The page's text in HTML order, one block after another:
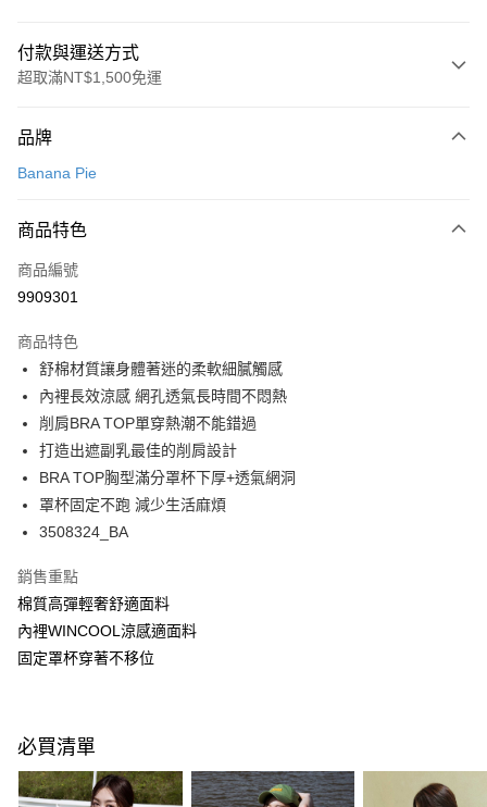
付款與運送方式
超取滿NT$1,500免運
信用卡一次付款
LINE Pay
Apple Pay
Google Pay
全支付
全盈+PAY
AFTEE先享後付
相關說明
【關於「AFTEE先享後付」】
AFTEE先享後付是「在收到商品之後才付款」的支付方式。 讓您購物簡單
１．簡單：不需註冊會員、不需綁卡、不需儲值。
２．便利：只要手機號碼，簡訊認證，即可結帳。
３．安心：先確認商品／服務後，再付款。
【「AFTEE先享後付」結帳流程】
３．收到繳費通知簡訊後14天內，點擊此簡訊中的連結，可透過四大超商／
ATM／網路銀行／等多元方式進行付款，方視為交易完成。
※ 請注意：結帳手續完成當下不需立刻繳費，但若您需要取消訂單，請聯絡
購買商品的店家。未經商家同意取消之訂單仍視為有效，需透過AFTEE先享
ATM付款
運送方式
全家取付
每筆NT$100，滿NT$1,500(含以上)免運費
7-11取付
每筆NT$100，滿NT$1,500(含以上)免運費
品牌
Banana Pie
商品特色
商品編號
9909301
商品特色
舒棉材質讓身體著迷的柔軟細膩觸感
內裡長效涼感 網孔透氣長時間不悶熱
削肩BRA TOP單穿熱潮不能錯過
打造出遮副乳最佳的削肩設計
BRA TOP胸型滿分罩杯下厚+透氣網洞
罩杯固定不跑 減少生活麻煩
3508324_BA
銷售重點
棉質高彈輕奢舒適面料
內裡WINCOOL涼感適面料
固定罩杯穿著不移位
必買清單